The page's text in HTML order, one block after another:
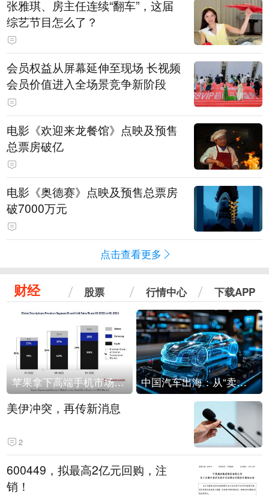
张雅琪、房主任连续“翻车”，这届
综艺节目怎么了？
会员权益从屏幕延伸至现场 长视频
会员价值进入全场景竞争新阶段
电影《欢迎来龙餐馆》点映及预售
总票房破亿
电影《奥德赛》点映及预售总票房
破7000万元
点击查看更多
财经 股票 行情中心 下载APP
苹果拿下高端手机市场65%的份额：iPhone 17系列功不可没 中国汽车出海：从“卖出去”到“走进去”
美伊冲突，再传新消息
2
600449，拟最高2亿元回购，注
销！